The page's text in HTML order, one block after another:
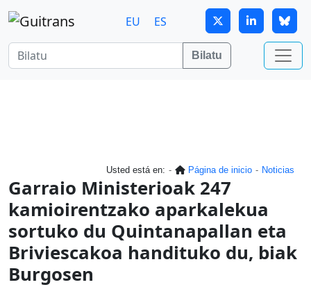
Skip to main content
EU
ES
Bilatu
Usted está en: Página de inicio Noticias
Garraio Ministerioak 247
kamioirentzako aparkalekua
sortuko du Quintanapallan eta
Briviescakoa handituko du, biak
Burgosen